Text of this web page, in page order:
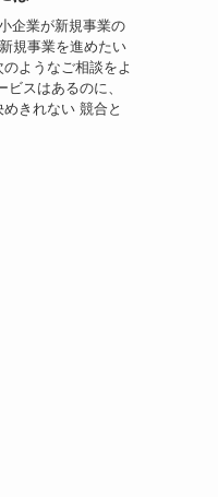
企業が新規事業の
規事業を進めたい
ようなご相談をよ
スはあるのに、
きれない 競合と